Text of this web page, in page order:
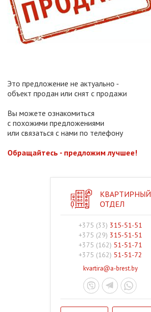
Это предложение не актуально -
объект продан или снят с продажи
Вы можете ознакомиться
с похожими предложениями
или связаться с нами по телефону
Обращайтесь - предложим лучшее!
КВАРТИРНЫЙ
ОТДЕЛ
+375 (33) 315-51-51
+375 (29) 315-51-51
+375 (162) 51-51-71
+375 (162) 51-51-72
kvartira@a-brest.by